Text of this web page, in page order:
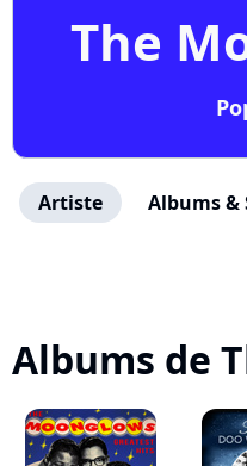
The
Artiste Albums &
Albums de